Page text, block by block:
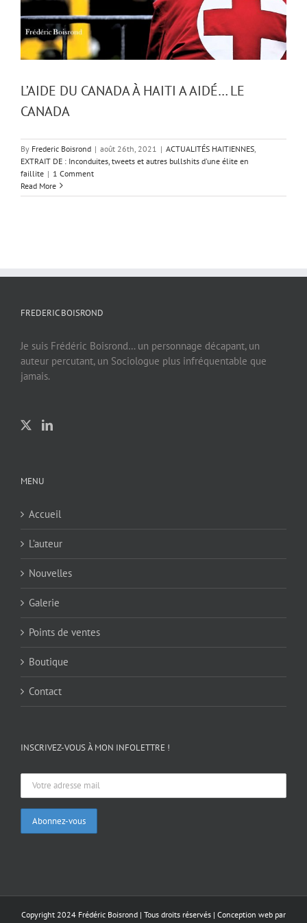
L’AIDE DU CANADA À HAITI A AIDÉ… LE
CANADA
By Frederic Boisrond | août 26th, 2021 | ACTUALITÉS HAITIENNES
EXTRAIT DE : Inconduites, tweets et autres bullshits d'une élite en
faillite | 1 Comment
Read More
FREDERIC BOISROND
Je suis Frédéric Boisrond… un personnage décapant, un
auteur percutant, un Sociologue plus infréquentable que
jamais.
MENU
Accueil
L’auteur
Nouvelles
Galerie
Points de ventes
Boutique
Contact
INSCRIVEZ-VOUS À MON INFOLETTRE !
Copyright 2024 Frédéric Boisrond | Tous droits réservés | Conception web par